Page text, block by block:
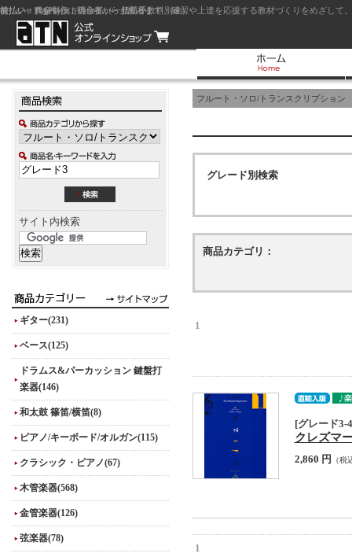
ジャズを中心に初心者から上級者まで、練習や上達を応援する教材づくりをめざし
サイト内検索
ギター(231)
ベース(125)
ドラムス&パーカッション 鍵盤打
楽器(146)
和太鼓 篠笛/横笛(8)
ピアノ/キーボード/オルガン(115)
クラシック・ピアノ(67)
木管楽器(568)
金管楽器(126)
弦楽器(78)
フルート・ソロ/トランスクリプション
グレード別検索
商品カテゴリ：
1
[グレード3-
クレズマ
2,860 円 （税
1
前払い：クレジットカード（一括払い）
後払い：代金引換（現金払い・代引手数料別途）
前払い：PayPay